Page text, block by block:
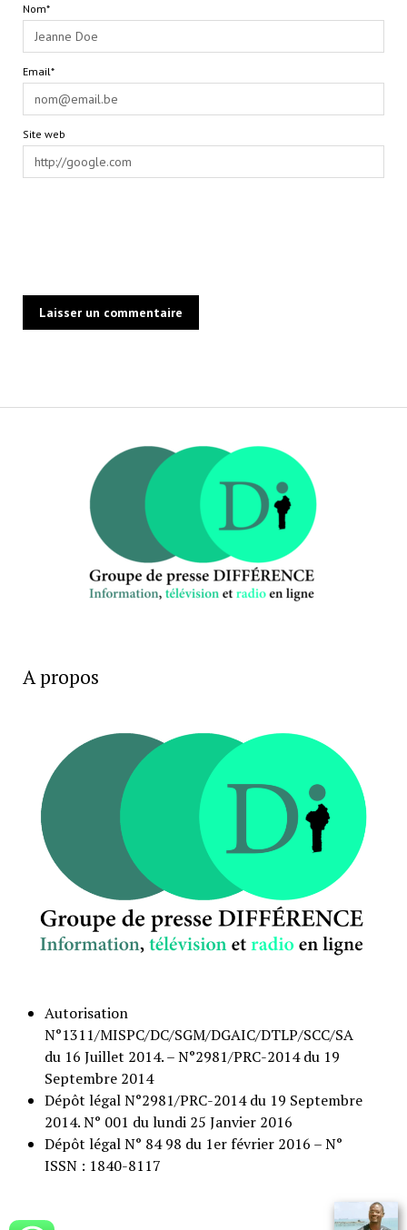
Nom*
Email*
Site web
A propos
Autorisation
N°1311/MISPC/DC/SGM/DGAIC/DTLP/SCC/SA
du 16 Juillet 2014. – N°2981/PRC-2014 du 19
Septembre 2014
Dépôt légal N°2981/PRC-2014 du 19 Septembre
2014. N° 001 du lundi 25 Janvier 2016
Dépôt légal N° 84 98 du 1er février 2016 – N°
ISSN : 1840-8117